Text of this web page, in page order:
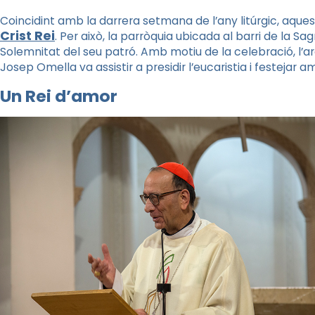
Coincidint amb la darrera setmana de l’any litúrgic,
Crist Rei. Per això, la parròquia ubicada al barri de la
Solemnitat del seu patró. Amb motiu de la celebració,
Josep Omella va assistir a presidir l’eucaristia i festejar
Un Rei d’amor